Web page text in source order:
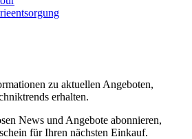
zu aktuellen Angeboten,
erhalten.
News und Angebote abonnieren,
für Ihren nächsten Einkauf.